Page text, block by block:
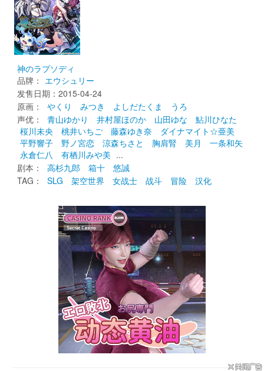
神のラプソディ
品牌： エウシュリー
发售日期：2015-04-24
原画：
やくり みつき よしだたくま
うろ
声优：
青山ゆかり 井村屋ほのか 山田ゆな
鮎川ひなた
桜川未央
桃井いちご 藤森ゆき奈
ダイナマイト☆亜美
平野響子
野ノ宮恋 涼森ちさと 胸肩腎 美月
一条和矢
永倉仁八
有栖川みや美 ...
剧本：
高杉九郎 箱十
悠誠
TAG：
SLG 架空世界 女战士 战斗 冒险 汉化